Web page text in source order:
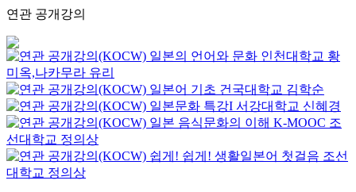
연관 공개강의
일본의 언어와 문화 인천대학교 황
미옥,나카무라 유리
일본어 기초 건국대학교 김학순
일본문화 특강I 서강대학교 신혜경
일본 음식문화의 이해 K-MOOC 조
선대학교 정의상
쉽게! 쉽게! 생활일본어 첫걸음 조선
대학교 정의상